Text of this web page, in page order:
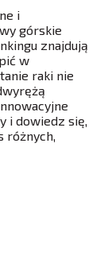
i
górskie
znajdują
w
raki nie
i dowiedz się,
różnych,